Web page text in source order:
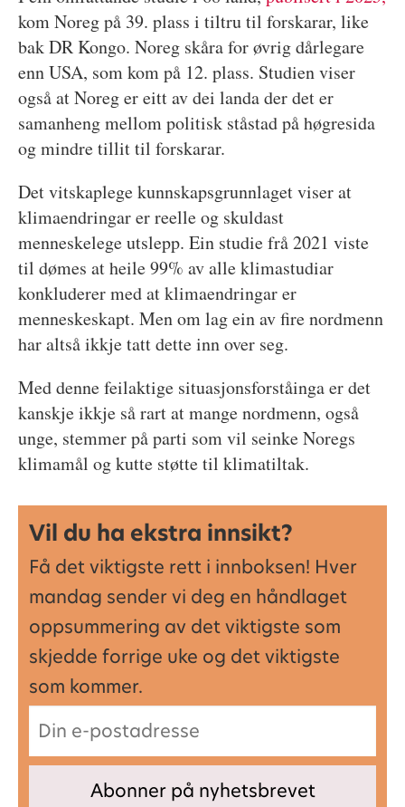
kom Noreg på 39. plass i tiltru til forskarar, like
bak DR Kongo. Noreg skåra for øvrig dårlegare
enn USA, som kom på 12. plass. Studien viser
også at Noreg er eitt av dei landa der det er
samanheng mellom politisk ståstad på høgresida
og mindre tillit til forskarar.
Det vitskaplege kunnskapsgrunnlaget viser at
klimaendringar er reelle og skuldast
menneskelege utslepp. Ein studie frå 2021 viste
til dømes at heile 99% av alle klimastudiar
konkluderer med at klimaendringar er
menneskeskapt. Men om lag ein av fire nordmenn
har altså ikkje tatt dette inn over seg.
Med denne feilaktige situasjonsforståinga er det
kanskje ikkje så rart at mange nordmenn, også
unge, stemmer på parti som vil seinke Noregs
klimamål og kutte støtte til klimatiltak.
Vil du ha ekstra innsikt?
Få det viktigste rett i innboksen! Hver
mandag sender vi deg en håndlaget
oppsummering av det viktigste som
skjedde forrige uke og det viktigste
som kommer.